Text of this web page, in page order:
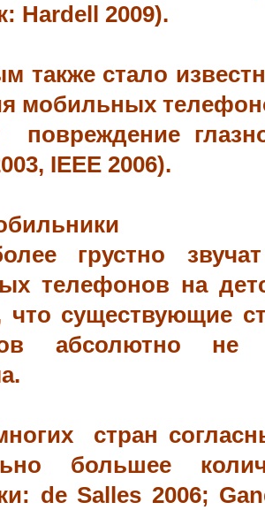
Hardell 2009).
также стало
мобильных
IEEE 2006).
грустно
телефонов на
что существующие
абсолютно не
стран
большее
de Salles 2006;